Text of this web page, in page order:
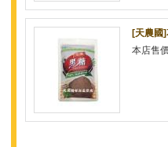
[天農國
本店售